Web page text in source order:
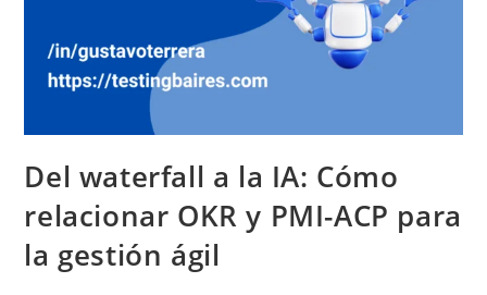
Del waterfall a la IA: Cómo
relacionar OKR y PMI-ACP para
la gestión ágil